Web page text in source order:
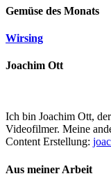
Gemüse des Monats
Wirsing
Joachim Ott
Ich bin Joachim Ott,
Videofilmer. Meine
Content Erstellung:
Aus meiner Arbeit